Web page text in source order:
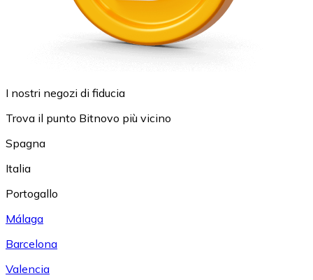
I nostri negozi di fiducia
Trova il punto Bitnovo più vicino
Spagna
Italia
Portogallo
Málaga
Barcelona
Valencia